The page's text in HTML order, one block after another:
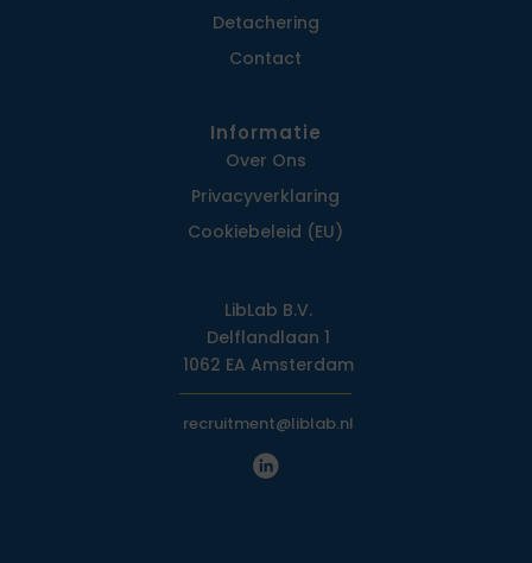
Detachering
Contact
Informatie
Over Ons
Privacy­verklaring
Cookiebeleid (EU)
LibLab B.V.
Delflandlaan 1
1062 EA Amsterdam
recruitment@liblab.nl